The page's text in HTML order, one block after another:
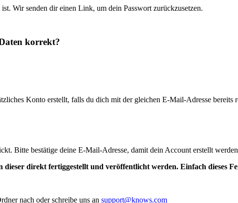
Wir senden dir einen Link, um dein Passwort zurückzusetzen.
korrekt?
Konto erstellt, falls du dich mit der gleichen E-Mail-Adresse bereits
Bitte bestätige deine E-Mail-Adresse, damit dein Account erstellt
direkt fertiggestellt und veröffentlicht werden. Einfach dieses
nach oder schreibe uns an support@knows.com